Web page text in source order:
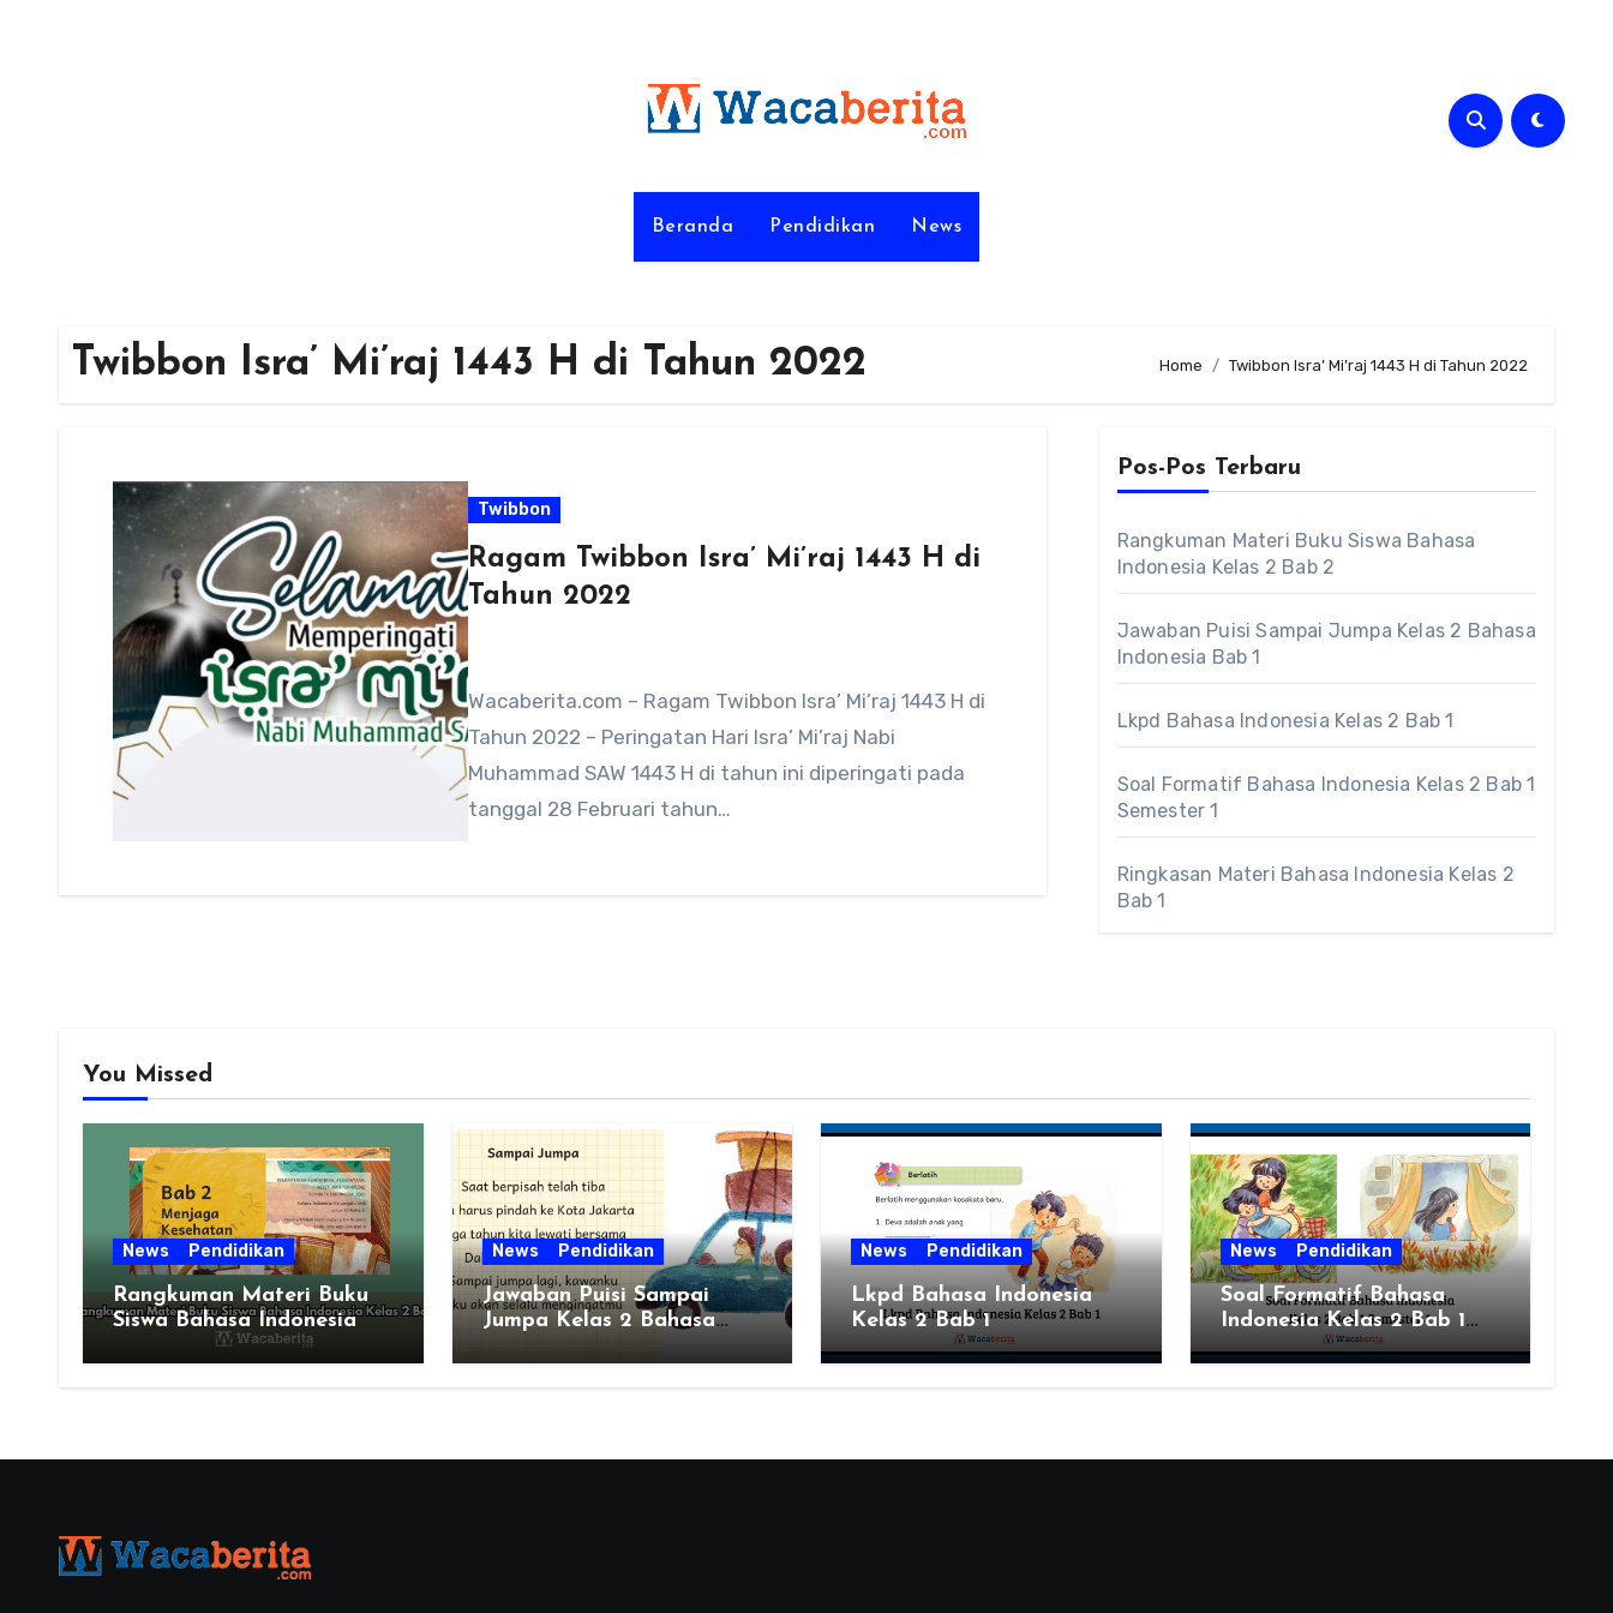
Beranda Pendidikan News
Twibbon Isra’ Mi’raj 1443 H di Tahun 2022 Home Twibbon Isra’ Mi’raj 1443 H di Tahun 2022
Twibbon
Ragam Twibbon Isra’ Mi’raj 1443 H di
Tahun 2022
Wacaberita.com – Ragam Twibbon Isra’ Mi’raj 1443 H di
Tahun 2022 – Peringatan Hari Isra’ Mi’raj Nabi
Muhammad SAW 1443 H di tahun ini diperingati pada
tanggal 28 Februari tahun…
Pos-Pos Terbaru
Rangkuman Materi Buku Siswa Bahasa
Indonesia Kelas 2 Bab 2
Jawaban Puisi Sampai Jumpa Kelas 2 Bahasa
Indonesia Bab 1
Lkpd Bahasa Indonesia Kelas 2 Bab 1
Soal Formatif Bahasa Indonesia Kelas 2 Bab 1
Semester 1
Ringkasan Materi Bahasa Indonesia Kelas 2
Bab 1
You Missed
News Pendidikan
Rangkuman Materi Buku
Siswa Bahasa Indonesia
Kelas 2 Bab 2
News Pendidikan
Jawaban Puisi Sampai
Jumpa Kelas 2 Bahasa
News Pendidikan
Lkpd Bahasa Indonesia
Kelas 2 Bab 1
News Pendidikan
Soal Formatif Bahasa
Indonesia Kelas 2 Bab 1
Semester 1